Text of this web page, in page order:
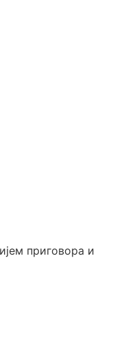
приговора и